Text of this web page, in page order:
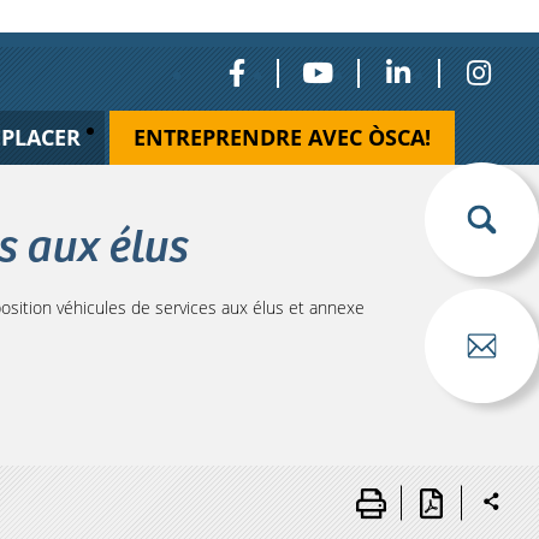
ENTREPRENDRE AVEC ÒSCA!
aux élus
véhicules de services aux élus et annexe